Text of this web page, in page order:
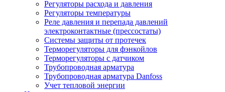
Регуляторы расхода и давления
Регуляторы температуры
Реле давления и перепада давлений
электроконтактные (прессостаты)
Системы защиты от протечек
Терморегуляторы для фэнкойлов
Терморегуляторы с датчиком
Трубопроводная арматура
Трубопроводная арматура Danfoss
Учет тепловой энергии